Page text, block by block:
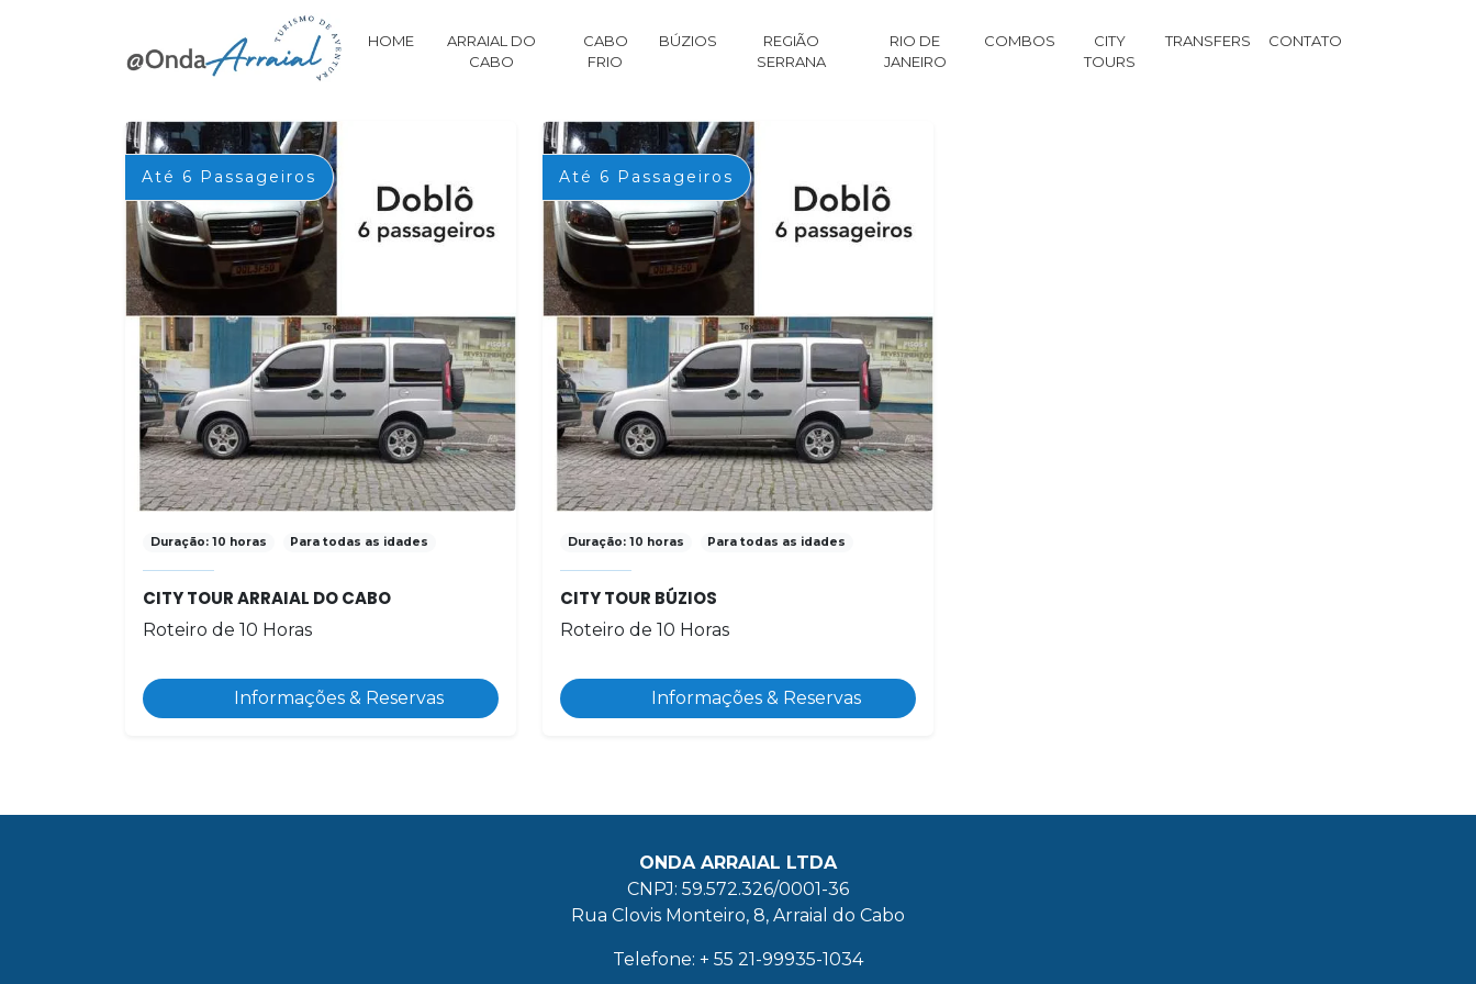
HOME
ARRAIAL DO
CABO
CABO
FRIO
BÚZIOS
REGIÃO
SERRANA
RIO DE
JANEIRO
COMBOS
CITY
TOURS
TRANSFERS CONTATO
Até 6 Passageiros
Duração: 10 horas Para todas as idades
CITY TOUR ARRAIAL DO CABO
Roteiro de 10 Horas
Informações & Reservas
Até 6 Passageiros
Duração: 10 horas Para todas as idades
CITY TOUR BÚZIOS
Roteiro de 10 Horas
Informações & Reservas
ONDA ARRAIAL LTDA
CNPJ: 59.572.326/0001-36
Rua Clovis Monteiro, 8, Arraial do Cabo
Telefone: + 55 21-99935-1034